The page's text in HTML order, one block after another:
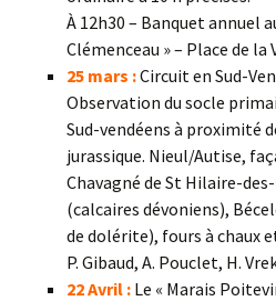
À 12h30 – Banquet annuel
Clémenceau » – Place de la
25 mars :Circuit en Sud-
Observation du socle
Sud-vendéens à proximité
jurassique. Nieul/Autise,
Chavagné de St Hilaire-
(calcaires dévoniens),
de dolérite), fours à chaux
P. Gibaud, A. Pouclet, H.
22 Avril : Le « Marais